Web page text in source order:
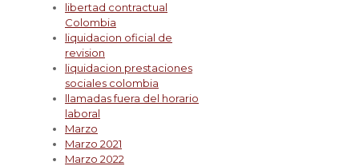
libertad contractual
Colombia
liquidacion oficial de
revision
liquidacion prestaciones
sociales colombia
llamadas fuera del horario
laboral
Marzo
Marzo 2021
Marzo 2022